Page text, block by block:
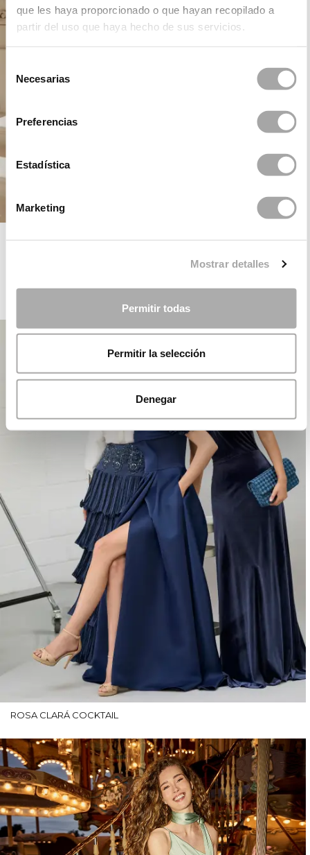
que les haya proporcionado o que hayan recopilado a
partir del uso que haya hecho de sus servicios.
Necesarias
Preferencias
Estadística
Marketing
Mostrar detalles
Permitir todas
Permitir la selección
Denegar
ROSA CLARÁ COCKTAIL